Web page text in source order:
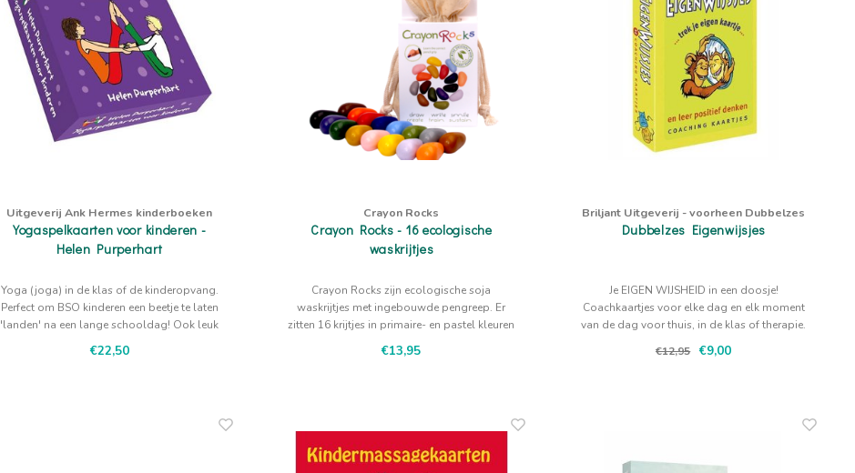
Uitgeverij Ank Hermes kinderboeken
Yogaspelkaarten voor kinderen -
Helen Purperhart
Yoga (joga) in de klas of de kinderopvang.
Perfect om BSO kinderen een beetje te laten
'landen' na een lange schooldag! Ook leuk
voor thuis met ouder en kind.
€22,50
Crayon Rocks
Crayon Rocks - 16 ecologische
waskrijtjes
Crayon Rocks zijn ecologische soja
waskrijtjes met ingebouwde pengreep. Er
zitten 16 krijtjes in primaire- en pastel kleuren
in dit handige ecru katoenen zakje.
€13,95
Briljant Uitgeverij - voorheen Dubbelzes
Dubbelzes Eigenwijsjes
Je EIGEN WIJSHEID in een doosje!
Coachkaartjes voor elke dag en elk moment
van de dag voor thuis, in de klas of therapie.
€12,95
€9,00